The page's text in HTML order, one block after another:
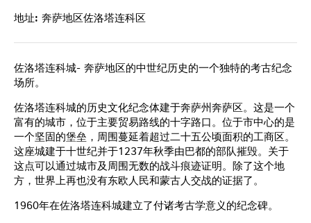
地址: 奔萨地区佐洛塔连科区
佐洛塔连科城- 奔萨地区的中世纪历史的一个独特的考古纪念
场所。
佐洛塔连科城的历史文化纪念体建于奔萨州奔萨区。这是一个
富有的城市，位于主要贸易路线的十字路口。位于市中心的是
一个坚固的堡垒，周围蔓延着超过二十五公顷面积的工商区。
这座城建于十世纪并于1237年秋季由巴都的部队摧毁。关于
这点可以通过城市及周围无数的战斗痕迹证明。除了这个地
方，世界上再也没有东欧人民和蒙古人交战的证据了。
1960年在佐洛塔连科城建立了付诸考古学意义的纪念碑。